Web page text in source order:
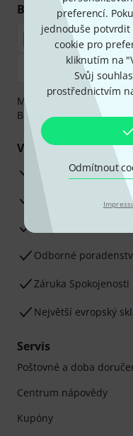
preferencí.
jednoduše
cookie pro
kliknutím na
Svůj
prostřednictvím
Odmítnout
Bezpečný nákup i
Můžete bezpečně
Bankovní převod,
Vaše výhody
3letá záruka firmy
30denní záruka
Odborné
Záruka Spokojenosti
Největší evropský
Servis
Poštovné a doba
Centrum nápovědy
Kupóny